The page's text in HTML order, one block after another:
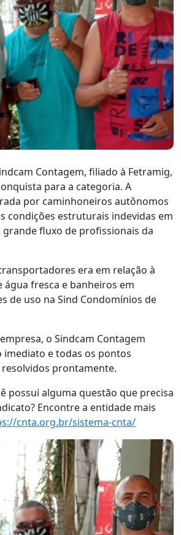
Contagem, filiado à Fetramig,
para a categoria. A
por caminhoneiros autônomos
condições estruturais indevidas em
fluxo de profissionais da
era em relação à
água fresca e banheiros em
de uso na Sind Condomínios de
o Sindcam Contagem
e todas os pontos
prontamente.
possui alguma questão que precisa
Encontre a entidade mais
cnta.org.br/sistema-cnta/